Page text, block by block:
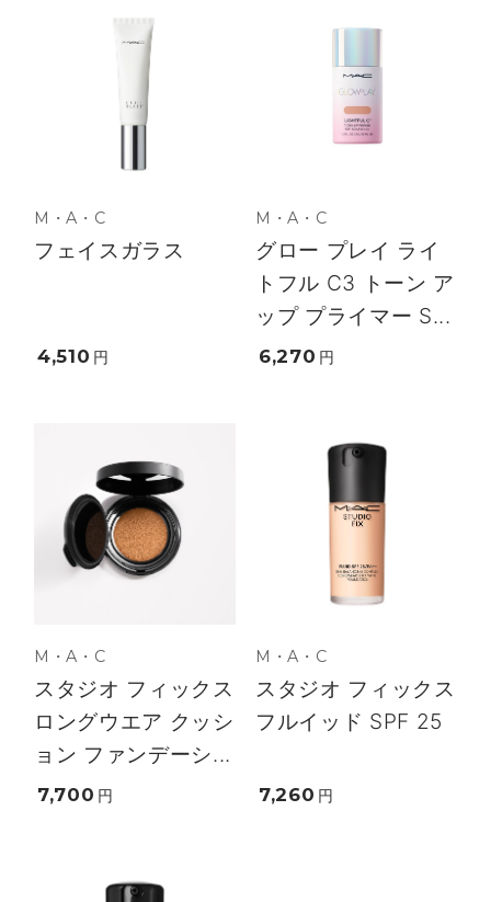
M・A・C
フェイスガラス
4,510 円
M・A・C
グロー プレイ ライ
トフル C3 トーン ア
ップ プライマー S...
6,270 円
M・A・C
スタジオ フィックス
ロングウエア クッシ
ョン ファンデーシ...
7,700 円
M・A・C
スタジオ フィックス
フルイッド SPF 25
7,260 円